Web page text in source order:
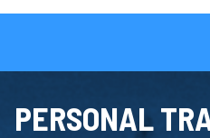
PERSONAL